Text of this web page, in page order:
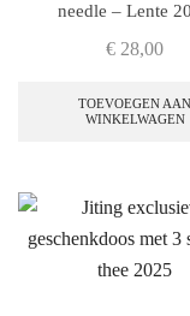
needle – Lente
€ 28,00
TOEVOEGEN AAN
WINKELWAGEN